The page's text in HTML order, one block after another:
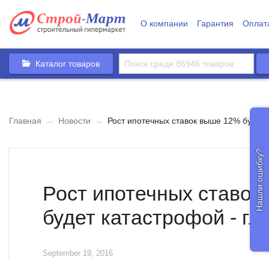
О компании Гарантия
Каталог товаров
Главная → Новости → Рост ипотечных ставок выше 12%
Рост ипотечных
будет катастрофой -
September 19, 2016
Нашли ошибку?